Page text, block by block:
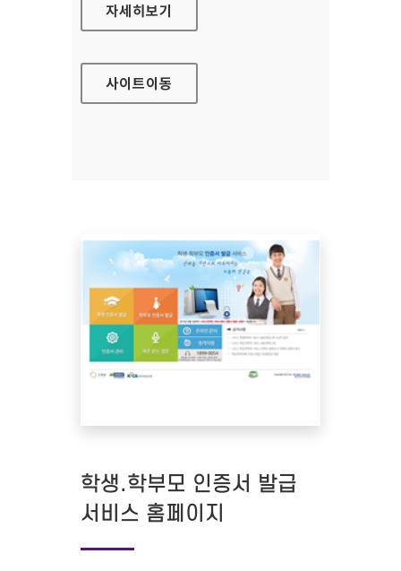
대한민국법원 홈페이지
자세히보기
사이트이동
학생.학부모 인증서 발급
서비스 홈페이지